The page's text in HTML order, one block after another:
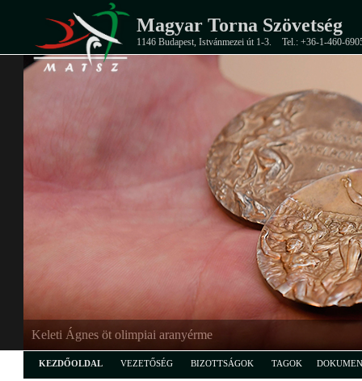
Magyar Torna Szövetség
1146 Budapest, Istvánmezei út 1-3. Tel.: +36-1-460-
Keleti Ágnes öt olimpiai aranyérme
KEZDŐOLDAL VEZETŐSÉG BIZOTTSÁGOK TAGOK